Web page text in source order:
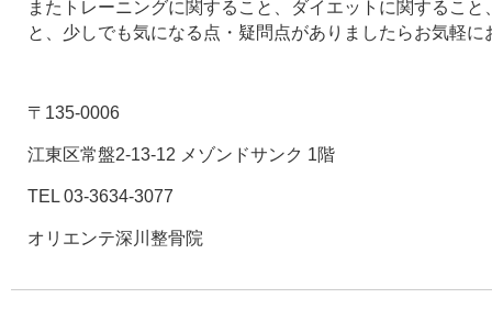
またトレーニングに関すること、ダイエットに関するこ
と、少しでも気になる点・疑問点がありましたらお気軽に
〒135-0006
江東区常盤2-13-12 メゾンドサンク 1階
TEL 03-3634-3077
オリエンテ深川整骨院